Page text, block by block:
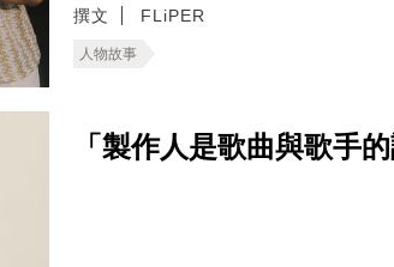
撰文 FLiPER
人物故事
「製作人是歌曲與歌手